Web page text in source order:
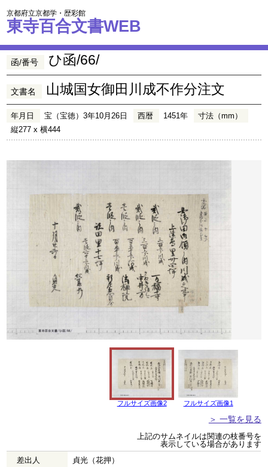
京都府立京都学・歴彩館
東寺百合文書WEB
函/番号 ひ函/66/
文書名 山城国女御田川成不作分注文
年月日 宝（宝徳）3年10月26日 西暦 1451年
寸法（mm）
縦277 x 横444
フルサイズ画像2 フルサイズ画像1
＞ 一覧を見る
上記のサムネイルは関連の枝番号を
表示している場合があります
差出人
貞光（花押）